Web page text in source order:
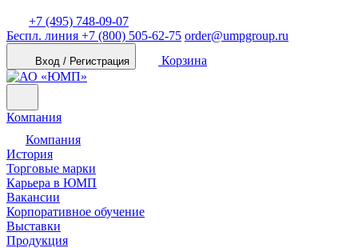
+7 (495) 748-09-07
Беспл. линия +7 (800) 505-62-75 order@umpgroup.ru
Вход / Регистрация Корзина
Компания
Компания
История
Торговые марки
Карьера в ЮМП
Вакансии
Корпоративное обучение
Выставки
Продукция